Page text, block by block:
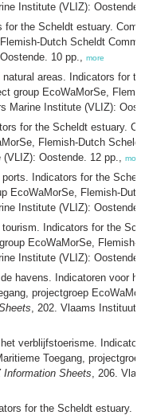
Institute (VLIZ):
for the Scheldt estuary.
Dutch Scheldt
10 pp., more
areas. Indicators for
group EcoWaMorSe,
Marine Institute (VLIZ):
for the Scheldt estuary.
Flemish-Dutch
Oostende. 12 pp., more
Indicators for the
EcoWaMorSe, Flemish-
Institute (VLIZ):
Indicators for the
EcoWaMorSe,
Institute (VLIZ):
havens. Indicatoren voor
projectgroep
, 202. Vlaams Instituut
verblijfstoerisme.
Toegang,
Information Sheets, 206.
for the Scheldt estuary.